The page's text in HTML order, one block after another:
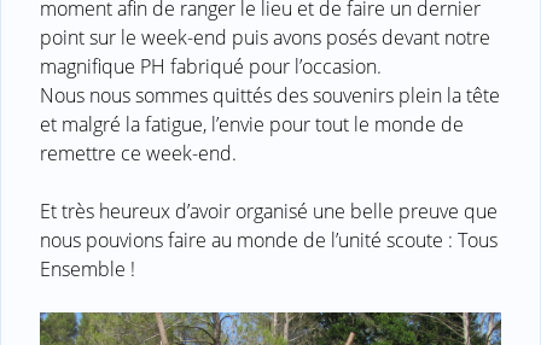
moment afin de ranger le lieu et de faire un dernier
point sur le week-end puis avons posés devant notre
magnifique PH fabriqué pour l’occasion.
Nous nous sommes quittés des souvenirs plein la tête
et malgré la fatigue, l’envie pour tout le monde de
remettre ce week-end.
Et très heureux d’avoir organisé une belle preuve que
nous pouvions faire au monde de l’unité scoute : Tous
Ensemble !